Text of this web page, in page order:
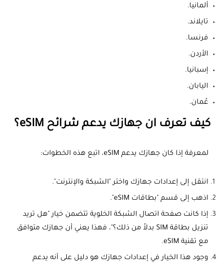
ألمانيا.
تايلاند.
فرنسا.
الأردن.
إسبانيا.
اليابان.
عُمان.
كيف تعرف ان جهازك يدعم شرائح eSIM؟
‫ لمعرفة إذا كان جهازك يدعم eSIM، اتبع هذه الخطوات:
انتقل إلى إعدادات جهازك واختر "الشبكة والإنترنت".
اذهب إلى قسم "بطاقات eSIM".
إذا كانت صفحة اتصال الشبكة الخلوية تتضمن خيار "هل تريد
تنزيل بطاقة SIM بدلاً من ذلك؟"، فهذا يعني أن جهازك متوافق
مع تقنية eSIM.
وجود هذا الخيار في إعدادات جهازك هو دليل على أنه يدعم